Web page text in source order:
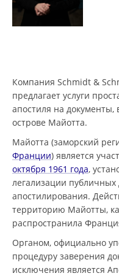
Компания Schmidt &
предлагает услуги
апостиля на
острове Майотта.
Майотта (заморский
Франции) является
октября 1961 года,
легализации публичных
апостилирования.
территорию Майотты,
распространила
Органом, официально
процедуру заверения
исключения является